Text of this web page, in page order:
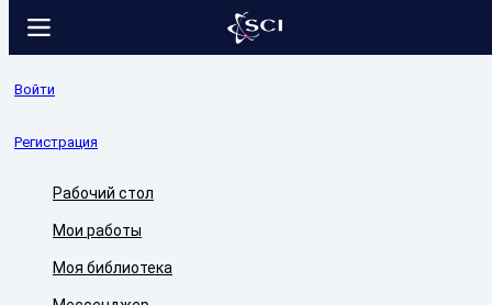
Войти
Регистрация
Рабочий стол
Мои работы
Моя библиотека